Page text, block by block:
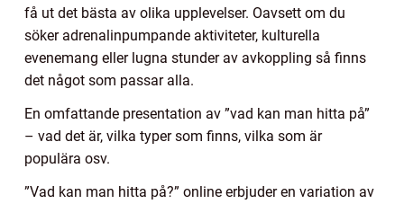
få ut det bästa av olika upplevelser. Oavsett om du
söker adrenalinpumpande aktiviteter, kulturella
evenemang eller lugna stunder av avkoppling så finns
det något som passar alla.
En omfattande presentation av ”vad kan man hitta på”
– vad det är, vilka typer som finns, vilka som är
populära osv.
”Vad kan man hitta på?” online erbjuder en variation av